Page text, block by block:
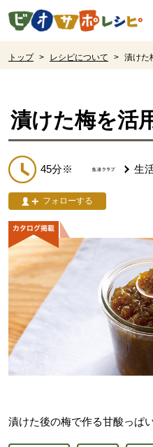
ページの先頭です。
トップ > レシピについて > 漬けた
漬けた梅を活
45分※ 生
フォローする
漬けた後の梅で作る甘酸っぱ